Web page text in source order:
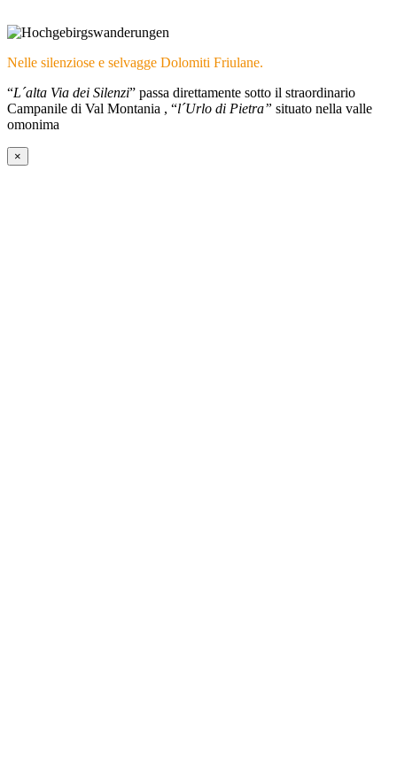
Nelle silenziose e selvagge Dolomiti Friulane.
“L´alta Via dei Silenzi” passa direttamente sotto il straordinario
Campanile di Val Montania , “l´Urlo di Pietra” situato nella valle
omonima
×